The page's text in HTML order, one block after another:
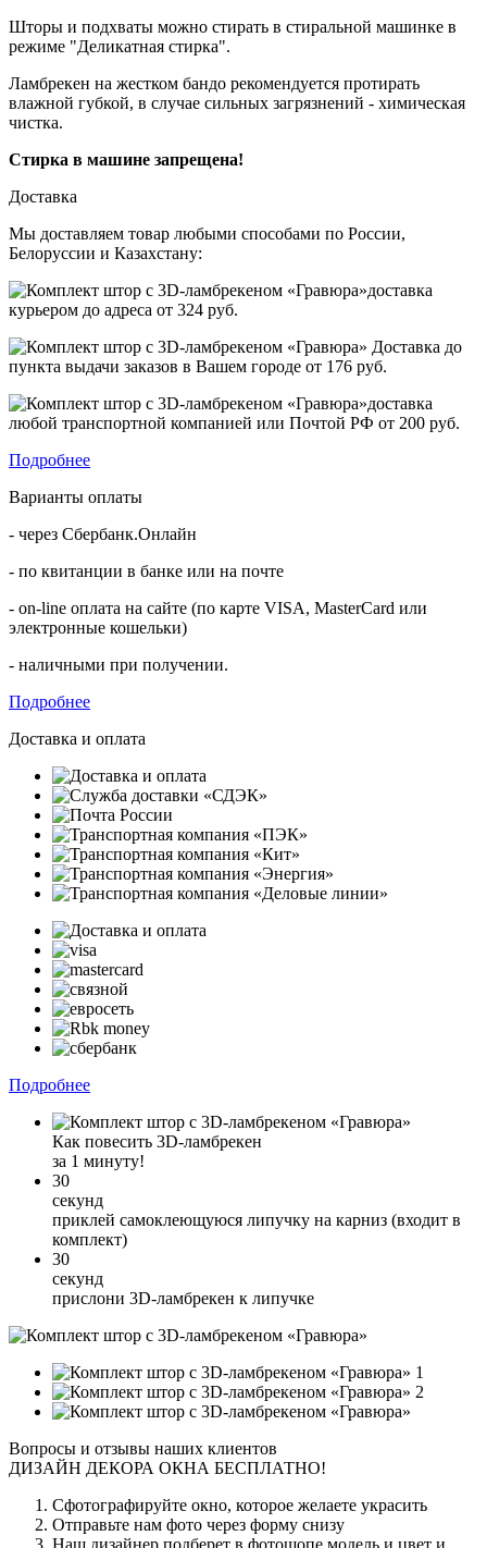
Шторы и подхваты можно стирать в стиральной машинке в
режиме "Деликатная стирка".
Ламбрекен на жестком бандо рекомендуется протирать
влажной губкой, в случае сильных загрязнений - химическая
чистка.
Стирка в машине запрещена!
Доставка
Мы доставляем товар любыми способами по России,
Белоруссии и Казахстану:
доставка
курьером до адреса от 324 руб.
Доставка до
пункта выдачи заказов в Вашем городе от 176 руб.
доставка
любой транспортной компанией или Почтой РФ от 200 руб.
Подробнее
Варианты оплаты
- через Сбербанк.Онлайн
- по квитанции в банке или на почте
- on-line оплата на сайте (по карте VISA, MasterCard или
электронные кошельки)
- наличными при получении.
Подробнее
Доставка и оплата
Подробнее
Как повесить 3D-ламбрекен
за 1 минуту!
30
секунд
приклей самоклеющуюся липучку на карниз (входит в
комплект)
30
секунд
прислони 3D-ламбрекен к липучке
1
2
Вопросы и отзывы наших клиентов
ДИЗАЙН ДЕКОРА ОКНА БЕСПЛАТНО!
Сфотографируйте окно, которое желаете украсить
Отправьте нам фото через форму снизу
Наш дизайнер подберет в фотошопе модель и цвет и